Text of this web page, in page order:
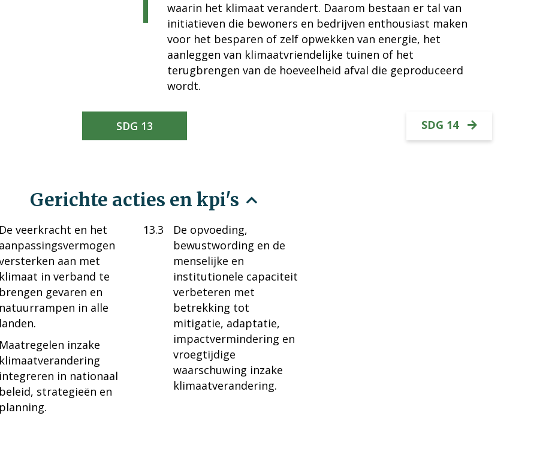
waarin het klimaat verandert. Daarom bestaan er tal van
initiatieven die bewoners en bedrijven enthousiast maken
voor het besparen of zelf opwekken van energie, het
aanleggen van klimaatvriendelijke tuinen of het
terugbrengen van de hoeveelheid afval die geproduceerd
wordt.
SDG 13 SDG 14
Gerichte acties en kpi's
veerkracht en het
aan met
in verband te
gevaren en
in alle
inzake
in nationaal
strategieën en
13.3
De opvoeding,
bewustwording en de
menselijke en
institutionele capaciteit
verbeteren met
betrekking tot
mitigatie, adaptatie,
impactvermindering en
vroegtijdige
waarschuwing inzake
klimaatverandering.